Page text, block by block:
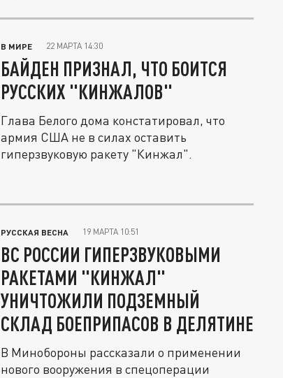
В МИРЕ 22 МАРТА 14:30
БАЙДЕН ПРИЗНАЛ, ЧТО БОИТСЯ
РУССКИХ "КИНЖАЛОВ"
Глава Белого дома констатировал, что
армия США не в силах оставить
гиперзвуковую ракету "Кинжал".
РУССКАЯ ВЕСНА 19 МАРТА 10:51
ВС РОССИИ ГИПЕРЗВУКОВЫМИ
РАКЕТАМИ "КИНЖАЛ"
УНИЧТОЖИЛИ ПОДЗЕМНЫЙ
СКЛАД БОЕПРИПАСОВ В ДЕЛЯТИНЕ
В Минобороны рассказали о применении
нового вооружения в спецоперации